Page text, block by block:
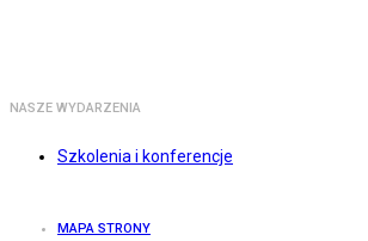
NASZE WYDARZENIA
Szkolenia i konferencje
MAPA STRONY